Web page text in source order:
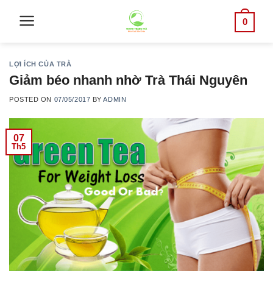
0
LỢI ÍCH CỦA TRÀ
Giảm béo nhanh nhờ Trà Thái Nguyên
POSTED ON 07/05/2017 BYADMIN
07
Th5